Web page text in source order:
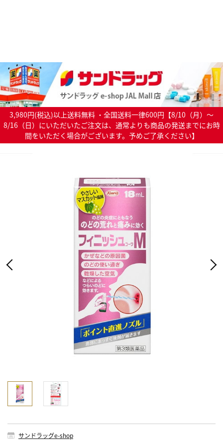
3,980円(税込)以上送料無料 ・全国送料一律600円【8/10（月）～
8/16（日）にいただいたご注文は、通常よりも商品の発送までにお時
間をいただく場合がございます。予めご了承ください】
サンドラッグe-shop